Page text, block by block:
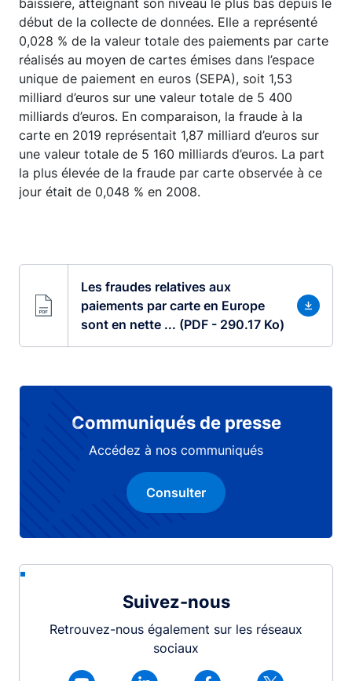
baissière, atteignant son niveau le plus bas depuis le
début de la collecte de données. Elle a représenté
0,028 % de la valeur totale des paiements par carte
réalisés au moyen de cartes émises dans l’espace
unique de paiement en euros (SEPA), soit 1,53
milliard d’euros sur une valeur totale de 5 400
milliards d’euros. En comparaison, la fraude à la
carte en 2019 représentait 1,87 milliard d’euros sur
une valeur totale de 5 160 milliards d’euros. La part
la plus élevée de la fraude par carte observée à ce
jour était de 0,048 % en 2008.
Les fraudes relatives aux
paiements par carte en Europe
sont en nette ... (PDF - 290.17 Ko)
Communiqués de presse
Accédez à nos communiqués
Consulter
Suivez-nous
Retrouvez-nous également sur les réseaux
sociaux